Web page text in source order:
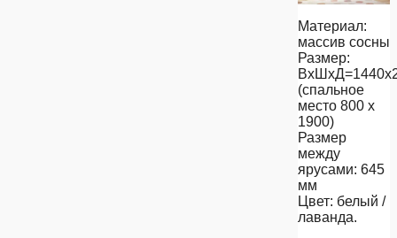
Материал:
массив сосны
Размер:
(спальное
место 800 х
1900)
Размер
между
ярусами: 645
мм
Цвет: белый /
лаванда.